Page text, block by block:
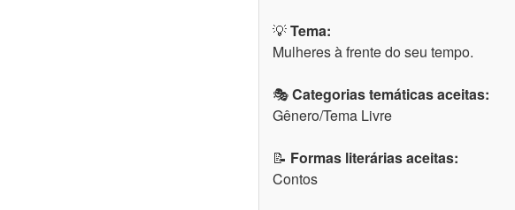
💡Tema:
Mulheres à frente do seu tempo.
🎭Categorias temáticas aceitas:
Gênero/Tema Livre
📝 Formas literárias aceitas:
Contos